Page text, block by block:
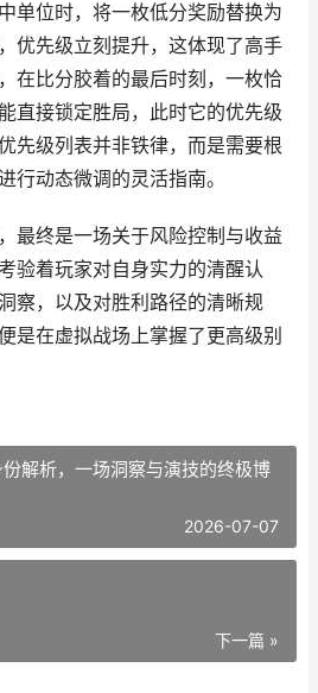
单位时，将一枚低分奖励替换为
优先级立刻提升，这体现了高手
在比分胶着的最后时刻，一枚恰
直接锁定胜局，此时它的优先级
先级列表并非铁律，而是需要根
行动态微调的灵活指南。
最终是一场关于风险控制与收益
验着玩家对自身实力的清醒认
察，以及对胜利路径的清晰规
是在虚拟战场上掌握了更高级别
解析，一场洞察与演技的终极博
2026-07-07
下一篇 »